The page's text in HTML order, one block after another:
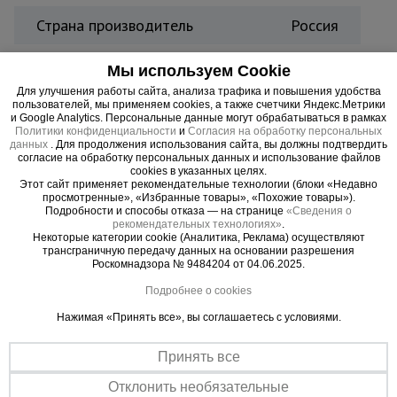
Страна производитель Россия
Материал стремянки позволяет производить
работы и с переменным, и с постоянным током
без опасности получить поражение
электричеством при случайном касании
токопроводящих элементов.
Прочность лестницы также позволяет
выдержать вес работника любой комплекции и
даже снаряженного инструментами и доп.
оборудованием. Малый вес и компактность
позволяют быстро переставлять стремянку с
места на место и приводить ее в рабочее
Мы используем Cookie
Для улучшения работы сайта, анализа трафика и повышения удобства
пользователей, мы применяем cookies, а также счетчики Яндекс.Метрики
и Google Analytics. Персональные данные могут обрабатываться в рамках
Политики конфиденциальности и Согласия на обработку персональных
данных . Для продолжения использования сайта, вы должны подтвердить
согласие на обработку персональных данных и использование файлов
cookies в указанных целях.
Этот сайт применяет рекомендательные технологии (блоки «Недавно
просмотренные», «Избранные товары», «Похожие товары»).
Подробности и способы отказа — на странице «Сведения о
рекомендательных технологиях».
Некоторые категории cookie (Аналитика, Реклама) осуществляют
трансграничную передачу данных на основании разрешения
Роскомнадзора № 9484204 от 04.06.2025.
Подробнее о cookies
Нажимая «Принять все», вы соглашаетесь с условиями.
Принять все
Отклонить необязательные